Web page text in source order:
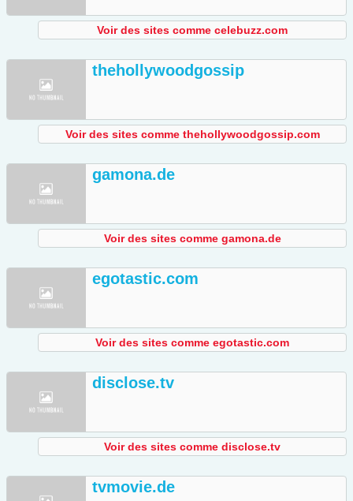
Voir des sites comme celebuzz.com
thehollywoodgossip
Voir des sites comme thehollywoodgossip.com
gamona.de
Voir des sites comme gamona.de
egotastic.com
Voir des sites comme egotastic.com
disclose.tv
Voir des sites comme disclose.tv
tvmovie.de